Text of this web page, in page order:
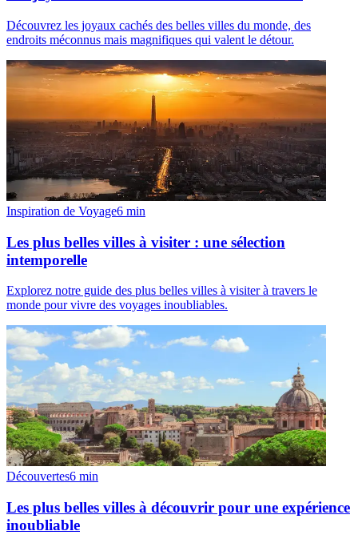
Découvrez les joyaux cachés des belles villes du monde, des
endroits méconnus mais magnifiques qui valent le détour.
Inspiration de Voyage6 min
Les plus belles villes à visiter : une sélection
intemporelle
Explorez notre guide des plus belles villes à visiter à travers le
monde pour vivre des voyages inoubliables.
Découvertes6 min
Les plus belles villes à découvrir pour une expérience
inoubliable